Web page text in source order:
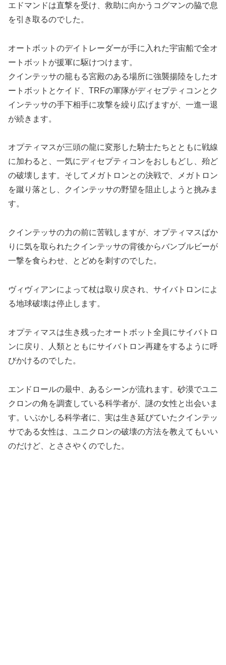
エドマンドは直撃を受け、救助に向かうコグマンの脇で息
を引き取るのでした。
オートボットのデイトレーダーが手に入れた宇宙船で全オ
ートボットが援軍に駆けつけます。
クインテッサの籠もる宮殿のある場所に強襲揚陸をしたオ
ートボットとケイド、TRFの軍隊がディセプティコンとク
インテッサの手下相手に攻撃を繰り広げますが、一進一退
が続きます。
オプティマスが三頭の龍に変形した騎士たちとともに戦線
に加わると、一気にディセプティコンをおしもどし、殆ど
の破壊します。そしてメガトロンとの決戦で、メガトロン
を蹴り落とし、クインテッサの野望を阻止しようと挑みま
す。
クインテッサの力の前に苦戦しますが、オプティマスばか
りに気を取られたクインテッサの背後からバンブルビーが
一撃を食らわせ、とどめを刺すのでした。
ヴィヴィアンによって杖は取り戻され、サイバトロンによ
る地球破壊は停止します。
オプティマスは生き残ったオートボット全員にサイバトロ
ンに戻り、人類とともにサイバトロン再建をするように呼
びかけるのでした。
エンドロールの最中、あるシーンが流れます。砂漠でユニ
クロンの角を調査している科学者が、謎の女性と出会いま
す。いぶかしる科学者に、実は生き延びていたクインテッ
サである女性は、ユニクロンの破壊の方法を教えてもいい
のだけど、とささやくのでした。